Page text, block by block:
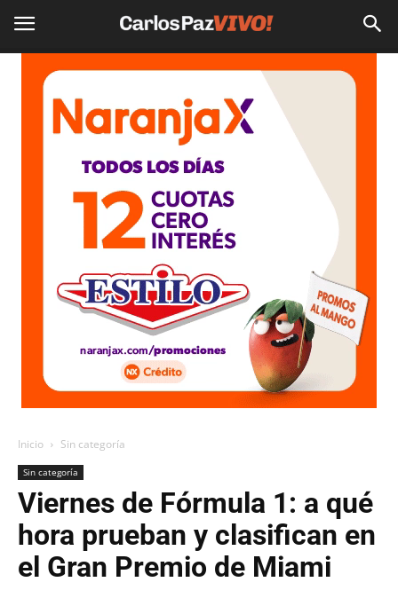
Inicio Sin categoría
Sin categoría
Viernes de Fórmula 1: a qué
hora prueban y clasifican en
el Gran Premio de Miami